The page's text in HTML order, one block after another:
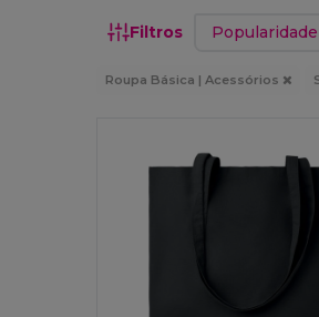
Filtros Classificar por
Roupa Básica | Acessórios